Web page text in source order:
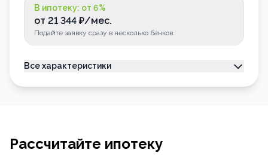
В ипотеку: от 6%
от 21 344 ₽/мес.
Подайте заявку сразу в несколько банков
Все характеристики
Рассчитайте ипотеку